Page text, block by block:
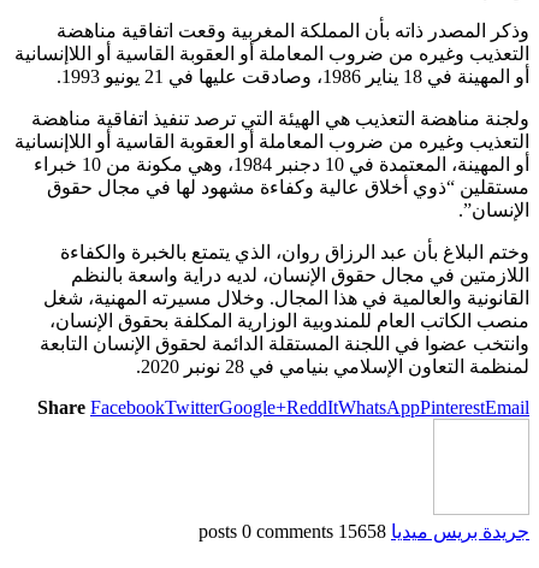
وذكر المصدر ذاته بأن المملكة المغربية وقعت اتفاقية مناهضة
التعذيب وغيره من ضروب المعاملة أو العقوبة القاسية أو اللاإنسانية
أو المهينة في 18 يناير 1986، وصادقت عليها في 21 يونيو 1993.
ولجنة مناهضة التعذيب هي الهيئة التي ترصد تنفيذ اتفاقية مناهضة
التعذيب وغيره من ضروب المعاملة أو العقوبة القاسية أو اللاإنسانية
أو المهينة، المعتمدة في 10 دجنبر 1984، وهي مكونة من 10 خبراء
مستقلين “ذوي أخلاق عالية وكفاءة مشهود لها في مجال حقوق
الإنسان”.
وختم البلاغ بأن عبد الرزاق روان، الذي يتمتع بالخبرة والكفاءة
اللازمتين في مجال حقوق الإنسان، لديه دراية واسعة بالنظم
القانونية والعالمية في هذا المجال. وخلال مسيرته المهنية، شغل
منصب الكاتب العام للمندوبية الوزارية المكلفة بحقوق الإنسان،
وانتخب عضوا في اللجنة المستقلة الدائمة لحقوق الإنسان التابعة
لمنظمة التعاون الإسلامي بنيامي في 28 نونبر 2020.
Share FacebookTwitterGoogle+ReddItWhatsAppPinterestEmail
جريدة بريس ميديا 15658 posts
0 comments